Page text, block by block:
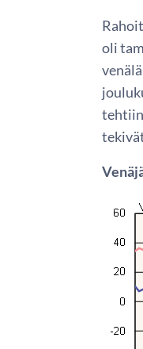
oli
tehtiin